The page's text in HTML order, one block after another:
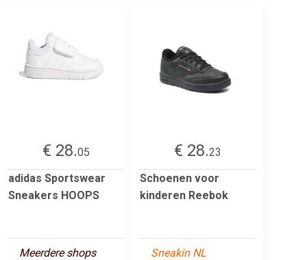
€ 28.05
adidas Sportswear
Sneakers HOOPS
Meerdere shops
€ 28.23
Schoenen voor
kinderen Reebok
Sneakin NL